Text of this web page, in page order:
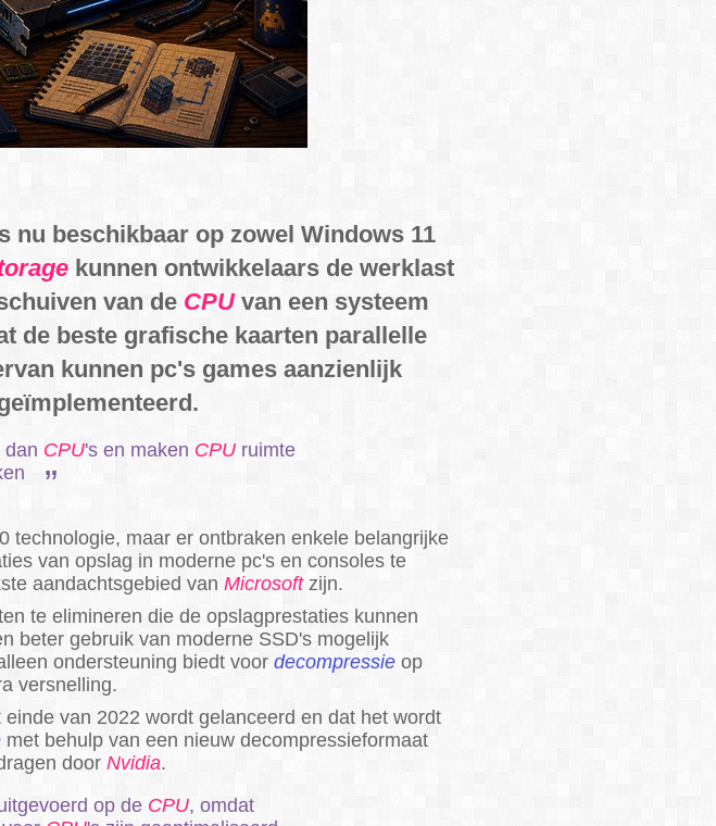
nu beschikbaar op zowel Windows 11
kunnen ontwikkelaars de werklast
van de CPUvan een systeem
de beste grafische kaarten parallelle
kunnen pc's games aanzienlijk
dan CPU's en maken CPU ruimte
technologie, maar er ontbraken enkele belangrijke
van opslag in moderne pc's en consoles te
aandachtsgebied van Microsoftzijn.
te elimineren die de opslagprestaties kunnen
beter gebruik van moderne SSD's mogelijk
ondersteuning biedt voor decompressieop
versnelling.
einde van 2022 wordt gelanceerd en dat het wordt
met behulp van een nieuw decompressieformaat
door Nvidia.
op de CPU, omdat